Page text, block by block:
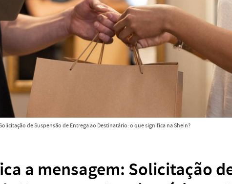
de Suspensão de Entrega ao Destinatário: o que significa na Shein?
a mensagem: Solicitação